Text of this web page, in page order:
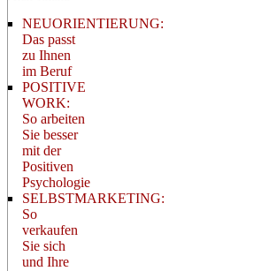
NEUORIENTIERUNG:
Das passt
zu Ihnen
im Beruf
POSITIVE
WORK:
So arbeiten
Sie besser
mit der
Positiven
Psychologie
SELBSTMARKETING:
So
verkaufen
Sie sich
und Ihre